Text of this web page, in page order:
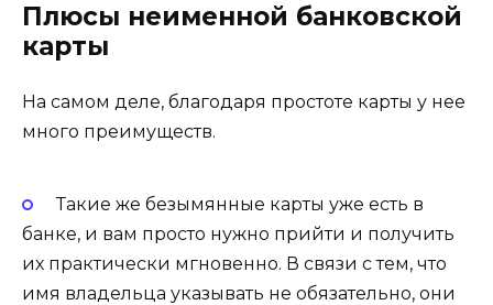
Плюсы неименной банковской
карты
На самом деле, благодаря простоте карты у нее
много преимуществ.
Такие же безымянные карты уже есть в
банке, и вам просто нужно прийти и получить
их практически мгновенно. В связи с тем, что
имя владельца указывать не обязательно, они